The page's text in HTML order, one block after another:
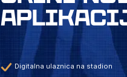
Digitalna ulaznica na stadion